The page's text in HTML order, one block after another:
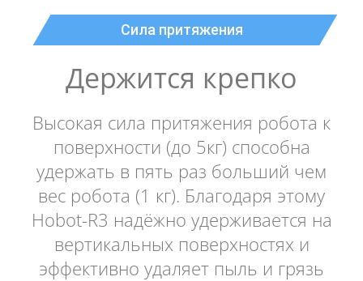
Сила притяжения
Держится крепко
Высокая сила притяжения робота к
поверхности (до 5кг) способна
удержать в пять раз больший чем
вес робота (1 кг). Благодаря этому
Hobot-R3 надёжно удерживается на
вертикальных поверхностях и
эффективно удаляет пыль и грязь